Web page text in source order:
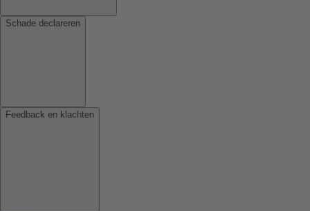
Schade declareren
Feedback en klachten